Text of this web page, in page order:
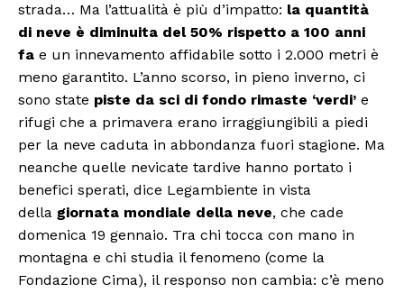
strada… Ma l’attualità è più d’impatto: la quantità
di neve è diminuita del 50% rispetto a 100 anni
fa e un innevamento affidabile sotto i 2.000 metri è
meno garantito. L’anno scorso, in pieno inverno, ci
sono state piste da sci di fondo rimaste ‘verdi’ e
rifugi che a primavera erano irraggiungibili a piedi
per la neve caduta in abbondanza fuori stagione. Ma
neanche quelle nevicate tardive hanno portato i
benefici sperati, dice Legambiente in vista
della giornata mondiale della neve, che cade
domenica 19 gennaio. Tra chi tocca con mano in
montagna e chi studia il fenomeno (come la
Fondazione Cima), il responso non cambia: c’è meno